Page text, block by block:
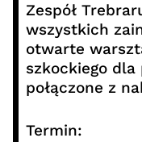
Zespół
wszystkich
otwarte
szkockiego
połączone z
Termin: